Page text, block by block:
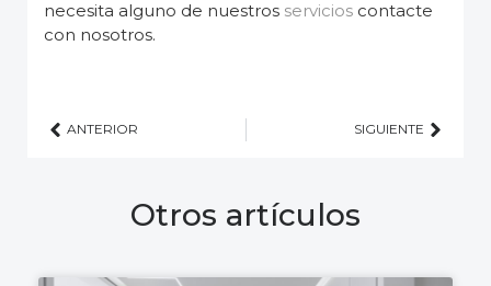
necesita alguno de nuestros servicios contacte
con nosotros.
ANTERIOR SIGUIENTE
Otros artículos